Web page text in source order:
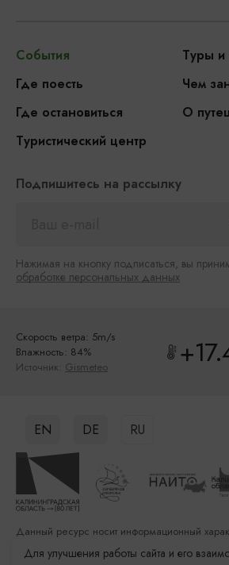
События
Туры и
Где поесть
Чем
Где остановиться
О
Туристический центр
Подпишитесь на рассылку
Нажимая на кнопку подписаться, вы
обработке персональных данных
Скорость ветра: 5m/s
Влажность: 84%
Источник: Gismeteo
EN DE RU
Данный ресурс носит информационный
несет ответственности за качество услуг,
Для улучшения работы сайта и его